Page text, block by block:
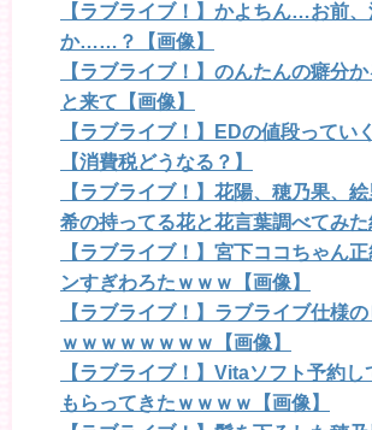
【ラブライブ！】かよちん…お前
か……？【画像】
【ラブライブ！】のんたんの癖分
と来て【画像】
【ラブライブ！】EDの値段ってい
【消費税どうなる？】
【ラブライブ！】花陽、穂乃果、絵
希の持ってる花と花言葉調べてみ
【ラブライブ！】宮下ココちゃん
ンすぎわろたｗｗｗ【画像】
【ラブライブ！】ラブライブ仕様
ｗｗｗｗｗｗｗｗ【画像】
【ラブライブ！】Vitaソフト予約
もらってきたｗｗｗｗ【画像】